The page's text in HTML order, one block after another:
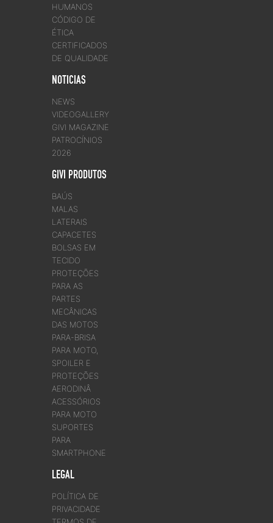
HUMANOS
CÓDIGO DE
ÉTICA
CERTIFICADOS
DE QUALIDADE
NOTICIAS
NEWS
VIDEOGALLERY
GIVI MAGAZINE
PATROCÍNIOS
2026
GIVI PRODUTOS
BAÚS
MALAS
LATERAIS
CAPACETES
BOLSAS EM
TECIDO
PROTEÇÕES
PARA AS
PARTES
MECÂNICAS
DAS MOTOS
PARA-BRISA
PARA MOTO,
SPOILER E
PROTEÇÕES
AERODINÂ
ACESSÓRIOS
PARA MOTO
SUPORTES
PARA
SMARTPHONE
LEGAL
POLÍTICA DE
PRIVACIDADE